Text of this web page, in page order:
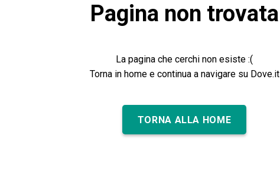
Pagina non trovata
La pagina che cerchi non esiste :(
Torna in home e continua a navigare su Dove.it
TORNA ALLA HOME